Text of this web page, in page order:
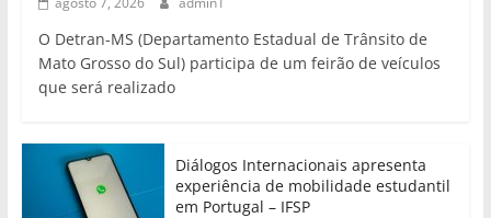
O Detran-MS (Departamento Estadual de Trânsito de
Mato Grosso do Sul) participa de um feirão de veículos
que será realizado
Diálogos Internacionais apresenta
experiência de mobilidade estudantil
em Portugal – IFSP